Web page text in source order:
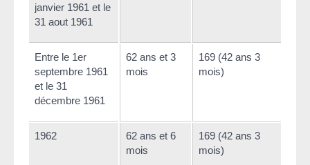
janvier 1961 et le
31 aout 1961
Entre le 1er
septembre 1961
et le 31
décembre 1961
62 ans et 3
mois
169 (42 ans 3
mois)
1962
62 ans et 6
mois
169 (42 ans 3
mois)